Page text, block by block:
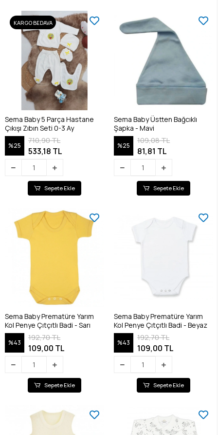
KARGO BEDAVA
Sema Baby 5 Parça Hastane
Çıkışı Zıbın Seti 0-3 Ay
%25
710,90 TL
533,18 TL
Sepete Ekle
Sema Baby Üstten Bağcıklı
Şapka - Mavi
%25
109,08 TL
81,81 TL
Sepete Ekle
Sema Baby Prematüre Yarım
Kol Penye Çıtçıtlı Badi - Sarı
%43
192,70 TL
109,00 TL
Sepete Ekle
Sema Baby Prematüre Yarım
Kol Penye Çıtçıtlı Badi - Beyaz
%43
192,70 TL
109,00 TL
Sepete Ekle